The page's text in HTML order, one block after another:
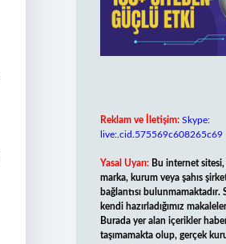
Reklam ve İletişim: Skype:
live:.cid.575569c608265c69
Yasal Uyarı: Bu internet
marka, kurum veya şahıs
bağlantısı bulunmamaktadır.
kendi hazırladığımız
Burada yer alan içerikler
taşımamakta olup, gerçek